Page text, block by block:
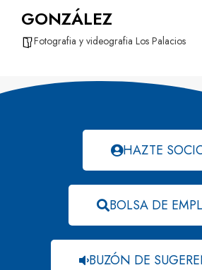
GONZÁLEZ
Fotografia y videografia Los Palacios
HAZTE
BOLSA DE
BUZÓN DE